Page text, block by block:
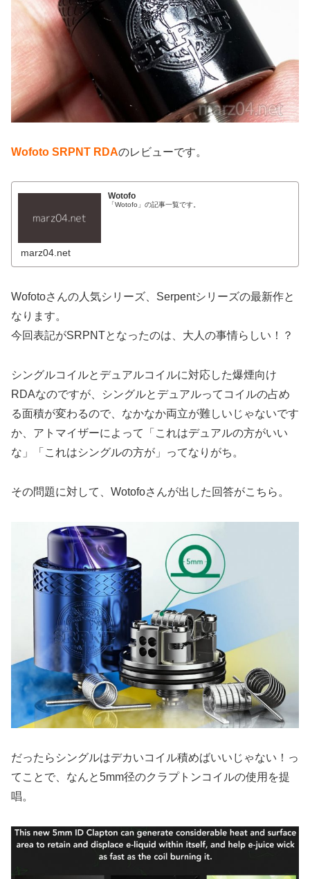
Wofoto SRPNT RDAのレビューです。
Wotofo
「Wotofo」の記事一覧です。
marz04.net
Wofotoさんの人気シリーズ、Serpentシリーズの最新作と
なります。
今回表記がSRPNTとなったのは、大人の事情らしい！？
シングルコイルとデュアルコイルに対応した爆煙向け
RDAなのですが、シングルとデュアルってコイルの占め
る面積が変わるので、なかなか両立が難しいじゃないです
か、アトマイザーによって「これはデュアルの方がいい
な」「これはシングルの方が」ってなりがち。
その問題に対して、Wotofoさんが出した回答がこちら。
だったらシングルはデカいコイル積めばいいじゃない！っ
てことで、なんと5mm径のクラプトンコイルの使用を提
唱。